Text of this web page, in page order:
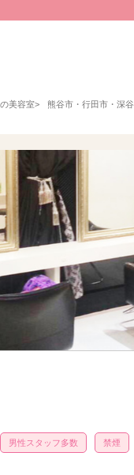
美容室> 熊谷市・行田市・深
男性スタッフ多数 禁煙